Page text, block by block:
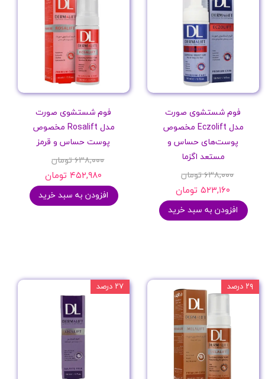
فوم شستشوی صورت
مدل Eczolift مخصوص
پوست‌های حساس و
مستعد اگزما
۶۳۸,۰۰۰ تومان
۵۲۳,۱۶۰ تومان
افزودن به سبد خرید
فوم شستشوی صورت
مدل Rosalift مخصوص
پوست حساس و قرمز
۶۳۸,۰۰۰ تومان
۴۵۲,۹۸۰ تومان
افزودن به سبد خرید
۲۹ درصد ۲۷ درصد